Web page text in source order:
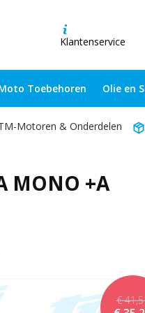
Klantenservice
Toebehoren Olie en
Motoren & Onderdelen
MONO +A
€